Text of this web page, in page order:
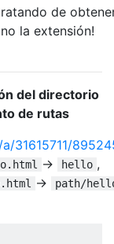
de
la extensión!
del directorio
de rutas
31615711/
-> hello ,
-> path/